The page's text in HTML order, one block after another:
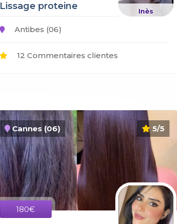
Inès
Lissage proteine
Antibes (06)
12 Commentaires clientes
5/5
Cannes (06)
180€